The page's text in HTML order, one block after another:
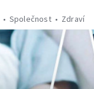
Společnost Zdraví